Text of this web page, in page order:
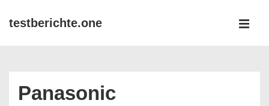
Zumtestberichte.one
Panasonic